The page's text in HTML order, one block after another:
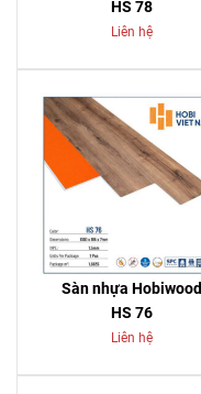
HS 78
Liên hệ
Sàn nhựa Hobiwood
HS 76
Liên hệ